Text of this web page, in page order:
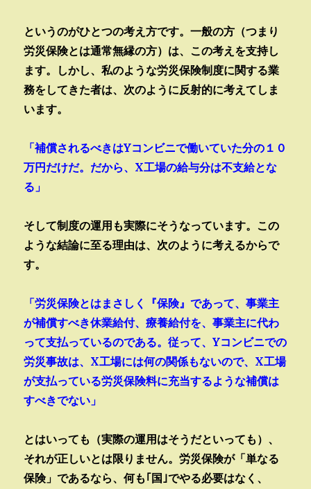
というのがひとつの考え方です。一般の方（つまり
労災保険とは通常無縁の方）は、この考えを支持し
ます。しかし、私のような労災保険制度に関する業
務をしてきた者は、次のように反射的に考えてしま
います。
「補償されるべきはYコンビニで働いていた分の１０
万円だけだ。だから、X工場の給与分は不支給とな
る」
そして制度の運用も実際にそうなっています。 この
ような結論に至る理由は、次のように考えるからで
す。
「労災保険とはまさしく『保険』であって、事業主
が補償すべき休業給付、療養給付を、事業主に代わ
って支払っているのである。従って、Yコンビニでの
労災事故は、X工場には何の関係もないので、X工場
が支払っている労災保険料に充当するような補償は
すべきでない」
とはいっても（実際の運用はそうだといっても）、
それが正しいとは限りません。労災保険が「単なる
保険」であるなら、何も｢国｣でやる必要はなく、